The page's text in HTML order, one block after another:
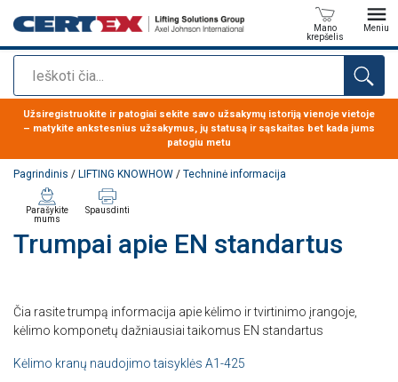
Paieška
Mano
krepšelis
Meniu
Produktas buvo pridėtas prie jūsų užklausos
Užsiregistruokite ir patogiai sekite savo užsakymų istoriją vienoje vietoje
– matykite ankstesnius užsakymus, jų statusą ir sąskaitas bet kada jums
patogiu metu
Pagrindinis / LIFTING KNOWHOW / Techninė informacija
Trumpai apie EN standartus
Parašykite
mums
Spausdinti
Čia rasite trumpą informacija apie kėlimo ir tvirtinimo įrangoje,
kėlimo komponetų dažniausiai taikomus EN standartus
Kėlimo kranų naudojimo taisyklės A1-425